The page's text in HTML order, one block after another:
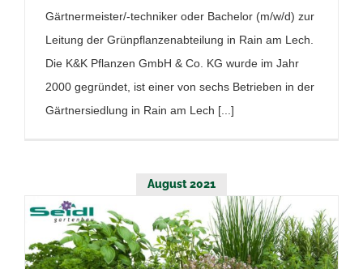
Gärtnermeister/-techniker oder Bachelor (m/w/d) zur
Leitung der Grünpflanzenabteilung in Rain am Lech.
Die K&K Pflanzen GmbH & Co. KG wurde im Jahr
2000 gegründet, ist einer von sechs Betrieben in der
Gärtnersiedlung in Rain am Lech [...]
August 2021